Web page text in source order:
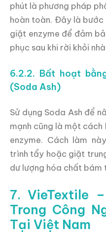
phút là phương pháp
hoàn toàn. Đây là
giặt enzyme để đảm
phục sau khi rời khỏi
6.2.2. Bất hoạt
(Soda Ash)
Sử dụng Soda Ash để
mạnh cũng là một cách
enzyme. Cách làm
trình tẩy hoặc giặt
dư lượng hóa chất bám
7. VieTextile
Trong Công
Tại Việt Nam